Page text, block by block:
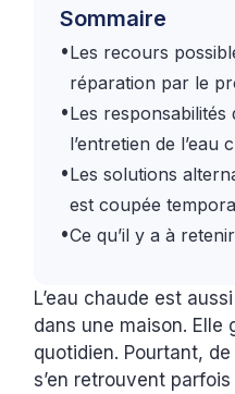
Sommaire
•Les recours
réparation par le
•Les
l’entretien de l’eau
•Les solutions
est coupée
•Ce qu’il y a à retenir
L’eau chaude est
dans une maison. Elle
quotidien. Pourtant,
s’en retrouvent